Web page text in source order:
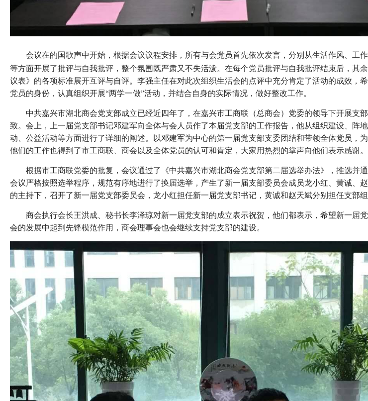
会议在的国歌声中开始，根据会议议程安排，所有与会党员首先依次发言，分别从生活作风、工
等方面开展了批评与自我批评，整个氛围既严肃又不失活泼。在每个党员批评与自我批评结束后，其
议表》的各项标准展开互评与自评。李强主任在对此次组织生活会的点评中充分肯定了活动的成效，
党员的身份，认真组织开展“两学一做”活动，并结合自身的实际情况，做好整改工作。
中共嘉兴市湖北商会党支部成立已经近四年了，在嘉兴市工商联（总商会）党委的领导下开展支
致。会上，上一届党支部书记邓建军向全体与会人员作了本届党支部的工作报告，他从组织建设、阵
动、公益活动等方面进行了详细的阐述。以邓建军为中心的第一届党支部支委团结和带领全体党员，
他们的工作也得到了市工商联、商会以及全体党员的认可和肯定，大家用热烈的掌声向他们表示感谢。
根据市工商联党委的批复，会议通过了《中共嘉兴市湖北商会党支部第二届选举办法》，推选并
会议严格按照选举程序，规范有序地进行了换届选举，产生了新一届支部委员会成员龙小红、黄诚、
的主持下，召开了新一届党支部委员会，龙小红担任新一届党支部书记，黄诚和赵天斌分别担任支部组
商会执行会长王洪成、秘书长李泽琼对新一届党支部的成立表示祝贺，他们都表示，希望新一届
会的发展中起到先锋模范作用，商会理事会也会继续支持党支部的建设。